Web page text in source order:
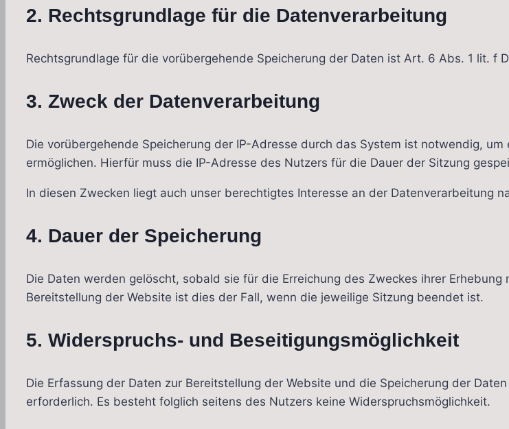
2. Rechtsgrundlage für die Datenverarbeitung
Rechtsgrundlage für die vorübergehende Speicherung der Daten ist Art. 6 Abs. 1 lit. f
3. Zweck der Datenverarbeitung
Die vorübergehende Speicherung der IP-Adresse durch das System ist notwendig,
ermöglichen. Hierfür muss die IP-Adresse des Nutzers für die Dauer der Sitzung
In diesen Zwecken liegt auch unser berechtigtes Interesse an der Datenverarbeitung
4. Dauer der Speicherung
Die Daten werden gelöscht, sobald sie für die Erreichung des Zweckes ihrer
Bereitstellung der Website ist dies der Fall, wenn die jeweilige Sitzung beendet ist.
5. Widerspruchs- und Beseitigungsmöglichkeit
Die Erfassung der Daten zur Bereitstellung der Website und die Speicherung der
erforderlich. Es besteht folglich seitens des Nutzers keine Widerspruchsmöglichkeit.